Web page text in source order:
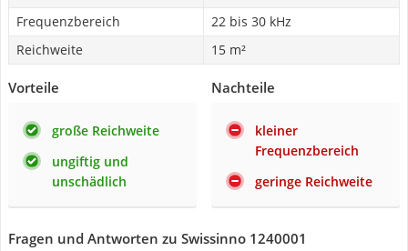
Frequenzbereich
22 bis 30 kHz
Reichweite
15 m²
Vorteile
große Reichweite
ungiftig und
unschädlich
Nachteile
kleiner
Frequenzbereich
geringe Reichweite
Fragen und Antworten zu Swissinno 1240001